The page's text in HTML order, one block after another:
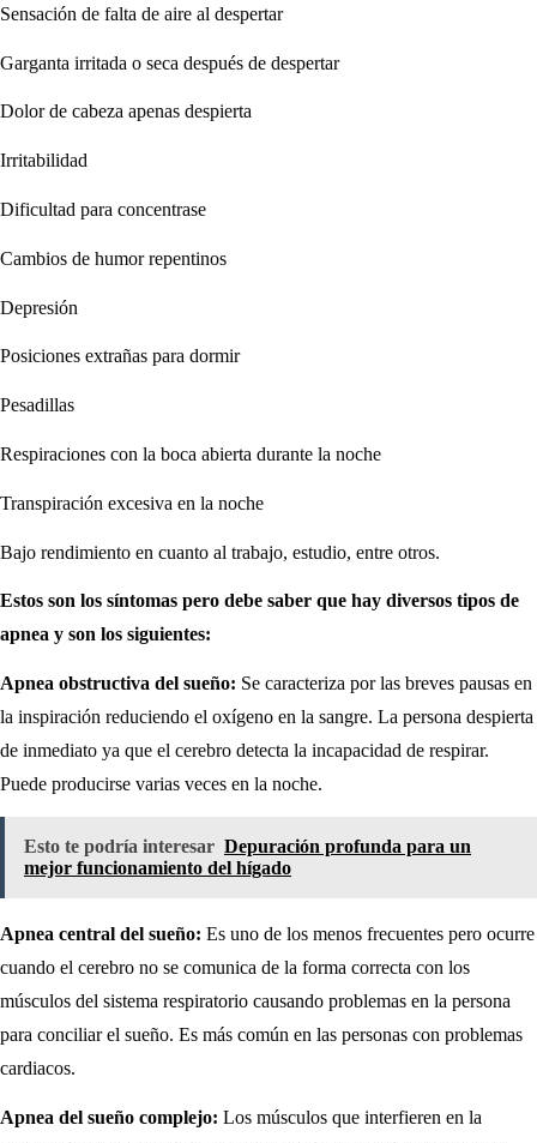
Sensación de falta de aire al despertar
Garganta irritada o seca después de despertar
Dolor de cabeza apenas despierta
Irritabilidad
Dificultad para concentrase
Cambios de humor repentinos
Depresión
Posiciones extrañas para dormir
Pesadillas
Respiraciones con la boca abierta durante la noche
Transpiración excesiva en la noche
Bajo rendimiento en cuanto al trabajo, estudio, entre otros.
Estos son los síntomas pero debe saber que hay diversos tipos de
apnea y son los siguientes:
Apnea obstructiva del sueño: Se caracteriza por las breves pausas en
la inspiración reduciendo el oxígeno en la sangre. La persona despierta
de inmediato ya que el cerebro detecta la incapacidad de respirar.
Puede producirse varias veces en la noche.
Esto te podría interesar Depuración profunda para un
mejor funcionamiento del hígado
Apnea central del sueño: Es uno de los menos frecuentes pero ocurre
cuando el cerebro no se comunica de la forma correcta con los
músculos del sistema respiratorio causando problemas en la persona
para conciliar el sueño. Es más común en las personas con problemas
cardiacos.
Apnea del sueño complejo: Los músculos que interfieren en la